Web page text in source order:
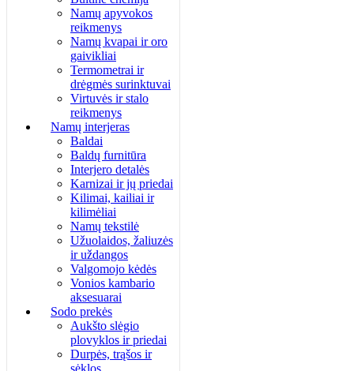
Namų apyvokos
reikmenys
Namų kvapai ir oro
gaivikliai
Termometrai ir
drėgmės surinktuvai
Virtuvės ir stalo
reikmenys
Namų interjeras
Baldai
Baldų furnitūra
Interjero detalės
Karnizai ir jų priedai
Kilimai, kailiai ir
kilimėliai
Namų tekstilė
Užuolaidos, žaliuzės
ir uždangos
Valgomojo kėdės
Vonios kambario
aksesuarai
Sodo prekės
Aukšto slėgio
plovyklos ir priedai
Durpės, trąšos ir
sėklos